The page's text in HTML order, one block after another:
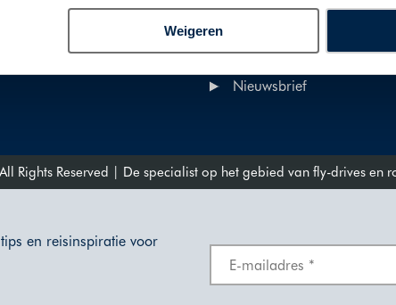
Weigeren
Algemene voorwaarden
Nieuwsbrief
Rights Reserved | De specialist op het gebied van fly-drives en
en reisinspiratie voor